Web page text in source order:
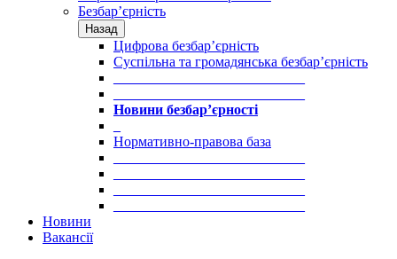
Безбар’єрність
Назад
Цифрова безбар’єрність
Суспільна та громадянська безбар’єрність
Новини безбар’єрності
Нормативно-правова база
Новини
Вакансії